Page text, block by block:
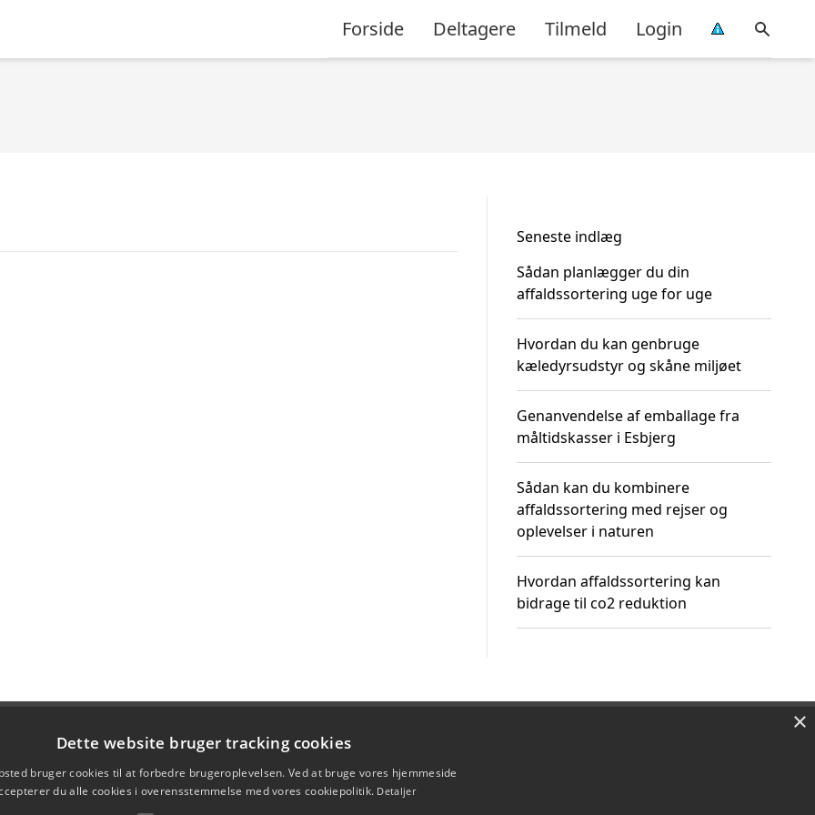
Forside Deltagere Tilmeld Login
Seneste indlæg
Sådan planlægger du din
affaldssortering uge for uge
Hvordan du kan genbruge
kæledyrsudstyr og skåne miljøet
Genanvendelse af emballage fra
måltidskasser i Esbjerg
Sådan kan du kombinere
affaldssortering med rejser og
oplevelser i naturen
Hvordan affaldssortering kan
bidrage til co2 reduktion
×
Dette website bruger tracking cookies
bruger cookies til at forbedre brugeroplevelsen. Ved at bruge vores hjemmeside
du alle cookies i overensstemmelse med vores cookiepolitik. Detaljer